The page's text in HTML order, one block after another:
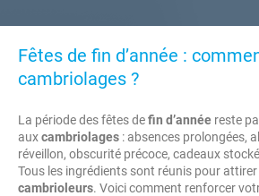
Fêtes de fin d’année :
cambriolages ?
La période des fêtes defin d’année reste
auxcambriolages : absences prolongées,
réveillon, obscurité précoce, cadeaux
Tous les ingrédients sont réunis pour
cambrioleurs. Voici comment renforcer